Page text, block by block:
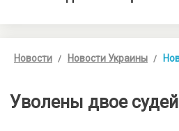
Новости Новости Украины
Уволены двое